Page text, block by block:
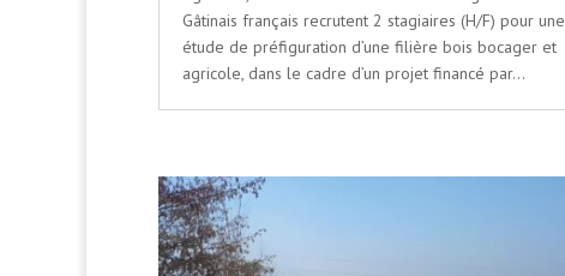
Gâtinais français recrutent 2 stagiaires (H/F) pour une
étude de préfiguration d’une filière bois bocager et
agricole, dans le cadre d’un projet financé par...